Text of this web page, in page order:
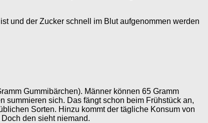
und der Zucker schnell im Blut aufgenommen werden
Gummibärchen). Männer können 65 Gramm
summieren sich. Das fängt schon beim Frühstück an,
Sorten. Hinzu kommt der tägliche Konsum von
den sieht niemand.